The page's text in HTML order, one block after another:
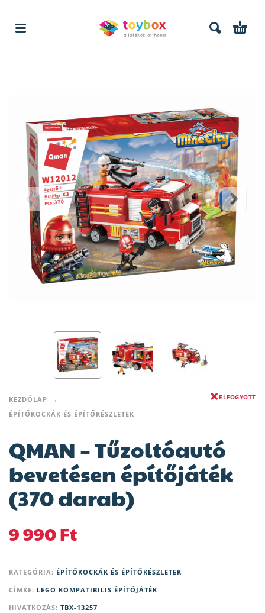
KEZDŐLAP
ÉPÍTŐKOCKÁK ÉS ÉPÍTŐKÉSZLETEK
ELFOGYOTT
QMAN – Tűzoltóautó
bevetésen építőjáték
(370 darab)
9 990Ft
KATEGÓRIA: ÉPÍTŐKOCKÁK ÉS ÉPÍTŐKÉSZLETEK
CÍMKE: LEGO KOMPATIBILIS ÉPÍTŐJÁTÉK
HIVATKOZÁS: TBX-13257